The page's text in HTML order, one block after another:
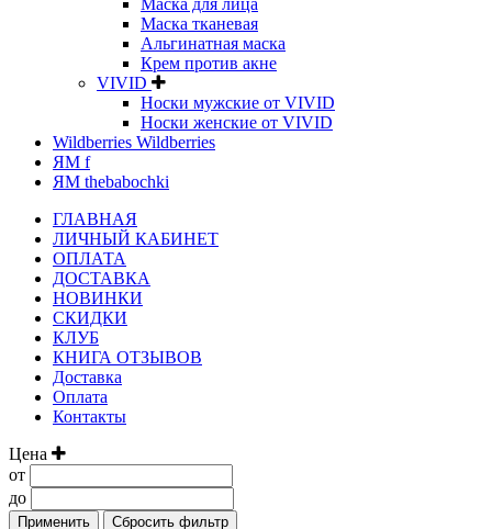
Маска для лица
Маска тканевая
Альгинатная маска
Крем против акне
VIVID
Носки мужские от VIVID
Носки женские от VIVID
Wildberries Wildberries
ЯМ f
ЯМ thebabochki
ГЛАВНАЯ
ЛИЧНЫЙ КАБИНЕТ
ОПЛАТА
ДОСТАВКА
НОВИНКИ
СКИДКИ
КЛУБ
КНИГА ОТЗЫВОВ
Доставка
Оплата
Контакты
Цена
от
до
Применить Сбросить фильтр